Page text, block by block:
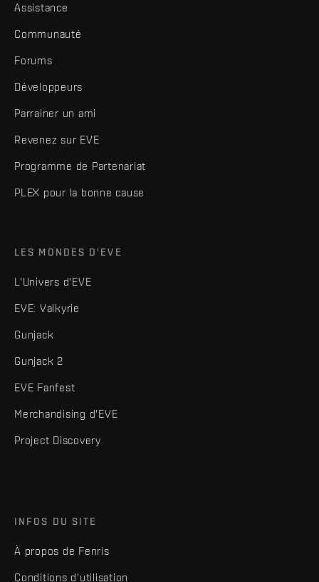
Assistance
Communauté
Forums
Développeurs
Parrainer un ami
Revenez sur EVE
Programme de Partenariat
PLEX pour la bonne cause
LES MONDES D'EVE
L'Univers d'EVE
EVE: Valkyrie
Gunjack
Gunjack 2
EVE Fanfest
Merchandising d'EVE
Project Discovery
INFOS DU SITE
À propos de Fenris
Conditions d'utilisation